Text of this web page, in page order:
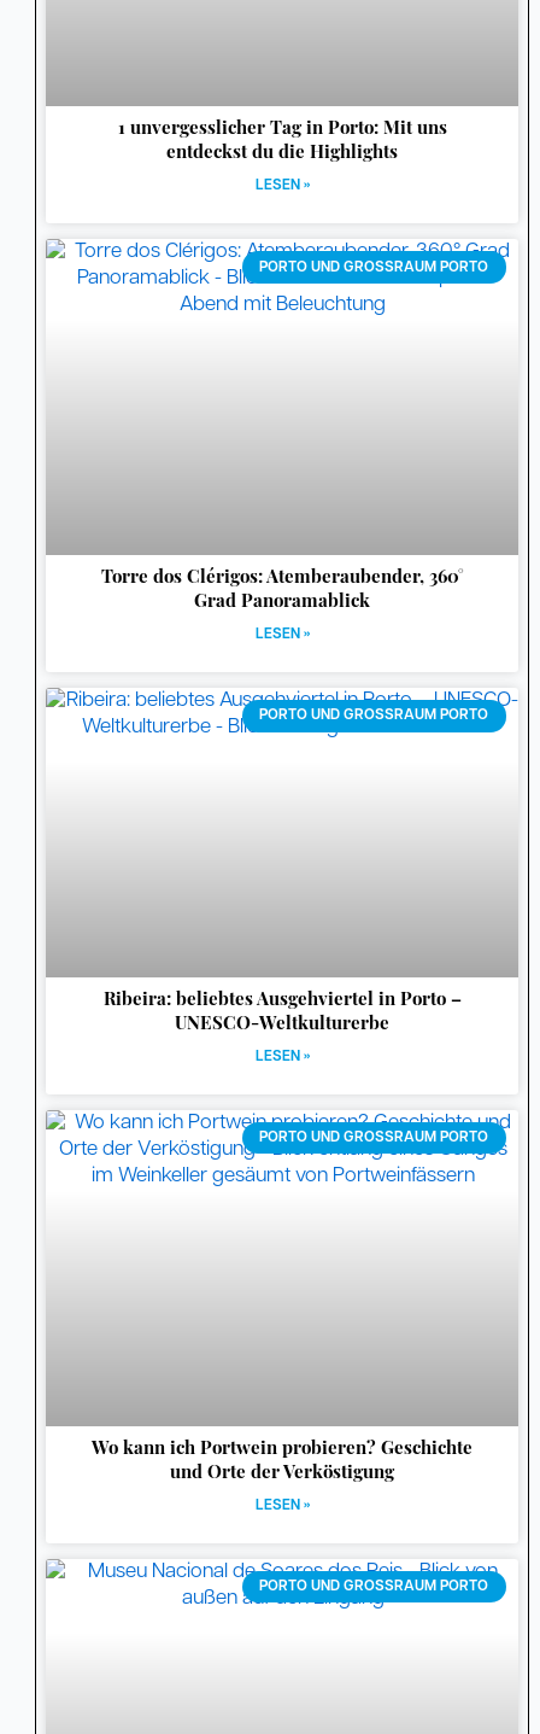
1 unvergesslicher Tag in Porto: Mit uns
entdeckst du die Highlights
LESEN »
PORTO UND GROSSRAUM PORTO
Torre dos Clérigos: Atemberaubender, 360°
Grad Panoramablick
LESEN »
PORTO UND GROSSRAUM PORTO
Ribeira: beliebtes Ausgehviertel in Porto –
UNESCO-Weltkulturerbe
LESEN »
PORTO UND GROSSRAUM PORTO
Wo kann ich Portwein probieren? Geschichte
und Orte der Verköstigung
LESEN »
PORTO UND GROSSRAUM PORTO